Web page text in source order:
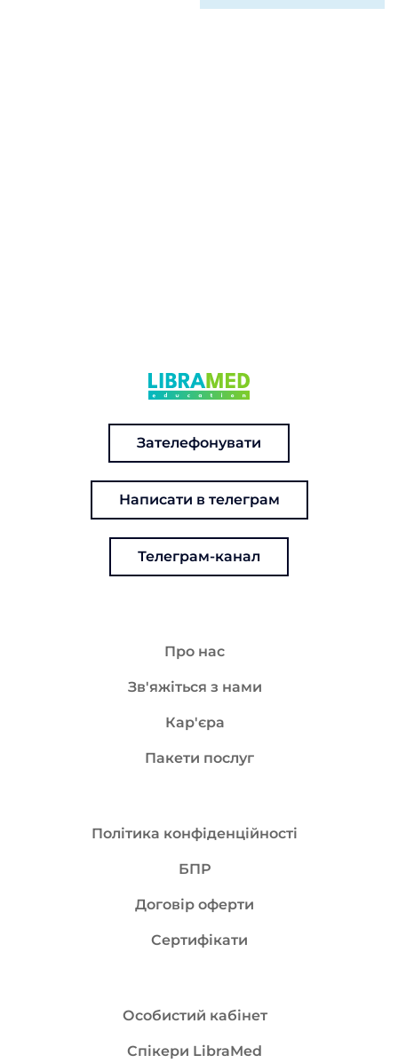
Зателефонувати
Написати в телеграм
Телеграм-канал
Про нас
Зв'яжіться з нами
Кар'єра
Пакети послуг
Політика конфіденційності
БПР
Договір оферти
Сертифікати
Особистий кабінет
Спікери LibraMed